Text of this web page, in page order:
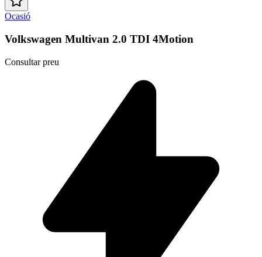
Ocasió
Volkswagen Multivan 2.0 TDI 4Motion
Consultar preu